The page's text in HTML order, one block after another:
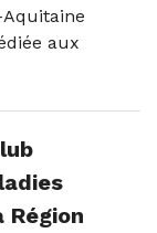
aux
Région